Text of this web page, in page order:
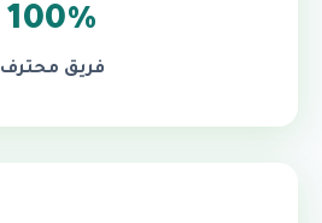
100%
فريق محترف